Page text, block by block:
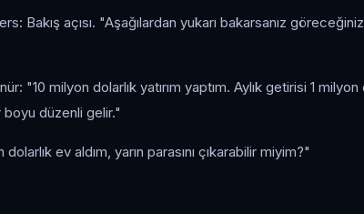
Bakış açısı. "Aşağılardan yukarı bakarsanız
"10 milyon dolarlık yatırım yaptım. Aylık getirisi 1
boyu düzenli gelir."
ev aldım, yarın parasını çıkarabilir miyim?"